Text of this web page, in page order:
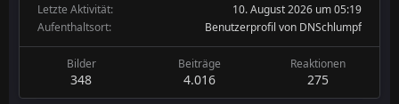
Letzte Aktivität
10. August 2026 um 05:19
Aufenthaltsort
Benutzerprofil von DNSchlumpf
Bilder
348
Beiträge
4.016
Reaktionen
275